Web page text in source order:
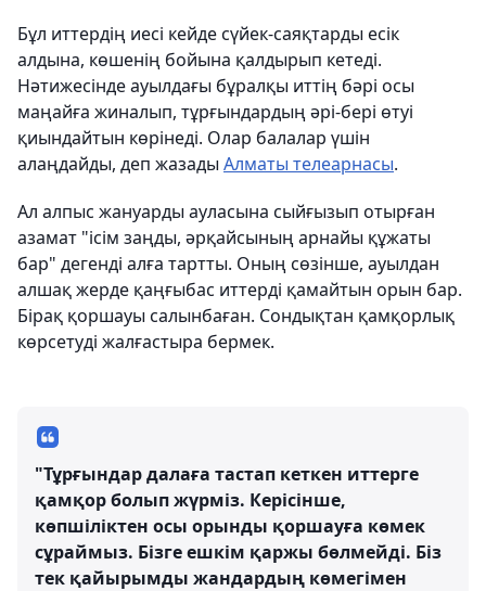
Бұл иттердің иесі кейде сүйек-саяқтарды есік
алдына, көшенің бойына қалдырып кетеді.
Нәтижесінде ауылдағы бұралқы иттің бәрі осы
маңайға жиналып, тұрғындардың әрі-бері өтуі
қиындайтын көрінеді. Олар балалар үшін
алаңдайды, деп жазады Алматы телеарнасы.
Ал алпыс жануарды ауласына сыйғызып отырған
азамат "ісім заңды, әрқайсының арнайы құжаты
бар" дегенді алға тартты. Оның сөзінше, ауылдан
алшақ жерде қаңғыбас иттерді қамайтын орын бар.
Бірақ қоршауы салынбаған. Сондықтан қамқорлық
көрсетуді жалғастыра бермек.
"Тұрғындар далаға тастап кеткен иттерге
қамқор болып жүрміз. Керісінше,
көпшіліктен осы орынды қоршауға көмек
сұраймыз. Бізге ешкім қаржы бөлмейді. Біз
тек қайырымды жандардың көмегімен